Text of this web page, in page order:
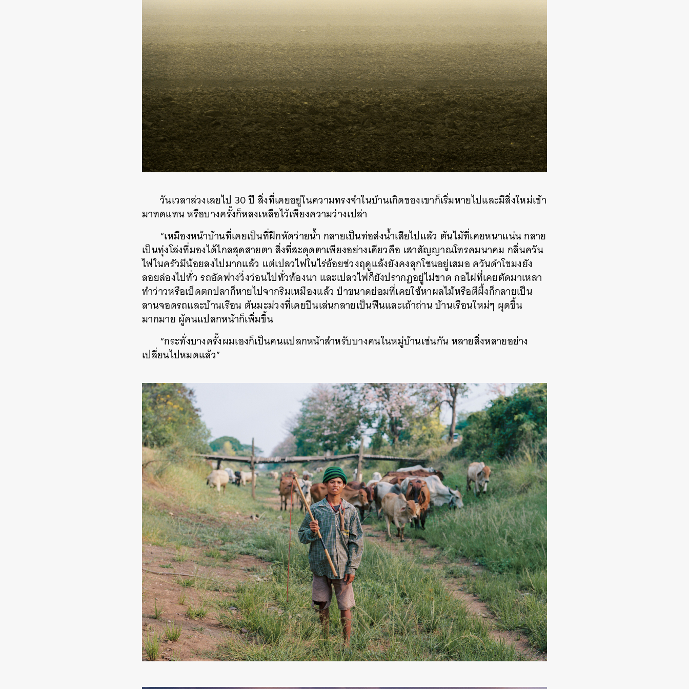
วันเวลาล่วงเลยไป 30 ปี สิ่งที่เคยอยู่ในความทรงจำในบ้านเกิดของเขาก็เริ่มหายไปและมีสิ่งใหม่เข้า
มาทดแทน หรือบางครั้งก็หลงเหลือไว้เพียงความว่างเปล่า
“เหมืองหน้าบ้านที่เคยเป็นที่ฝึกหัดว่ายน้ำ กลายเป็นท่อส่งน้ำเสียไปแล้ว ต้นไม้ที่เคยหนาแน่น กลาย
เป็นทุ่งโล่งที่มองได้ไกลสุดสายตา สิ่งที่สะดุดตาเพียงอย่างเดียวคือ เสาสัญญาณโทรคมนาคม กลิ่นควัน
ไฟในครัวมีน้อยลงไปมากแล้ว แต่เปลวไฟในไร่อ้อยช่วงฤดูแล้งยังคงลุกโชนอยู่เสมอ ควันดำโขมงยัง
ลอยล่องไปทั่ว รถอัดฟางวิ่งว่อนไปทั่วท้องนา และเปลวไฟก็ยังปรากฏอยู่ไม่ขาด กอไผ่ที่เคยตัดมาเหลา
ทำว่าวหรือเบ็ดตกปลาก็หายไปจากริมเหมืองแล้ว ป่าขนาดย่อมที่เคยใช้หาผลไม้หรือตีผึ้งก็กลายเป็น
ลานจอดรถและบ้านเรือน ต้นมะม่วงที่เคยปีนเล่นกลายเป็นฟืนและเถ้าถ่าน บ้านเรือนใหม่ๆ ผุดขึ้น
มากมาย ผู้คนแปลกหน้าก็เพิ่มขึ้น
“กระทั่งบางครั้งผมเองก็เป็นคนแปลกหน้าสำหรับบางคนในหมู่บ้านเช่นกัน หลายสิ่งหลายอย่าง
เปลี่ยนไปหมดแล้ว”
SHARE TWEET LINE EMAIL